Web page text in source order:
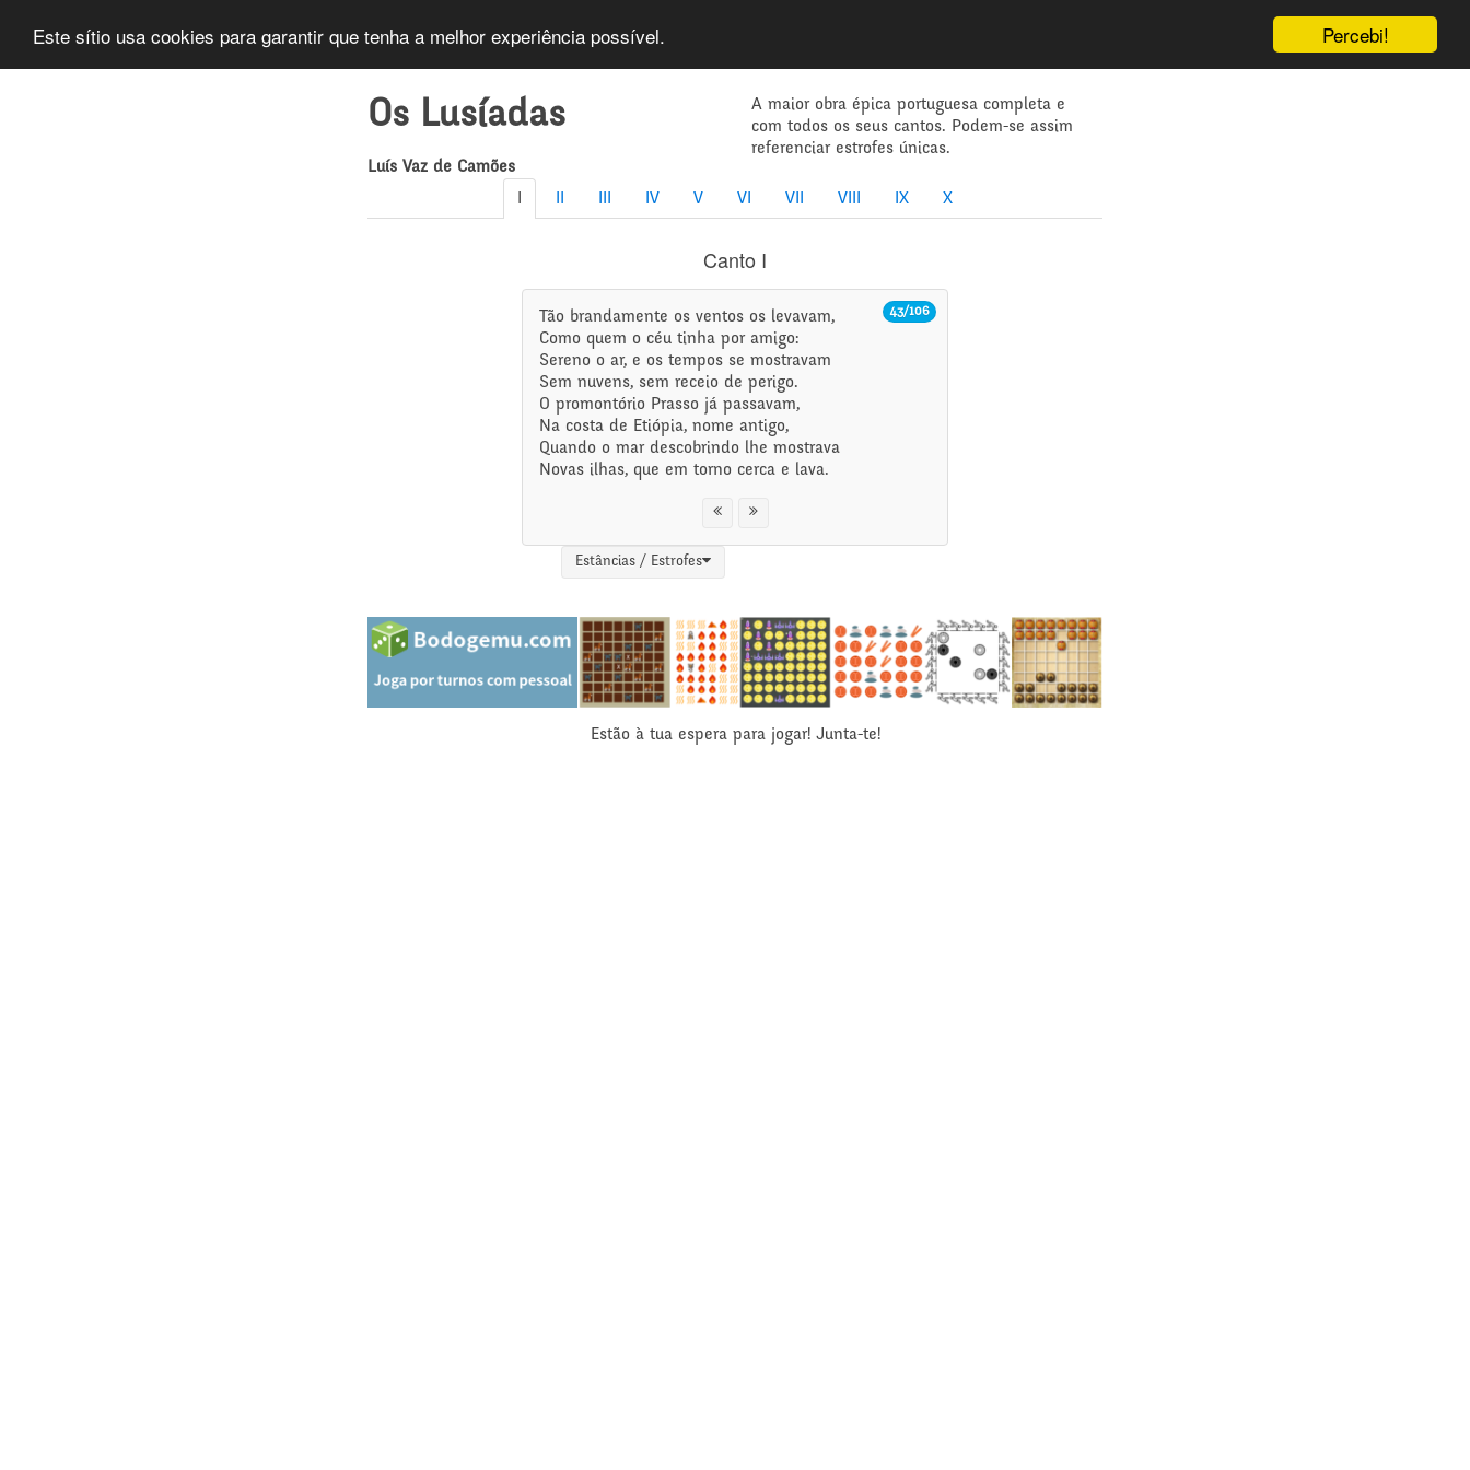
Percebi!
Este sítio usa cookies para garantir que tenha a melhor experiência possível.
Os Lusíadas
Luís Vaz de Camões
A maior obra épica portuguesa completa e
com todos os seus cantos. Podem-se assim
referenciar estrofes únicas.
IV V VI VII VIII IX X
Canto I
43/106
Tão brandamente os ventos os levavam,
Como quem o céu tinha por amigo:
Sereno o ar, e os tempos se mostravam
Sem nuvens, sem receio de perigo.
O promontório Prasso já passavam,
Na costa de Etiópia, nome antigo,
Quando o mar descobrindo lhe mostrava
Novas ilhas, que em torno cerca e lava.
Estâncias / Estrofes
Estão à tua espera para jogar! Junta-te!